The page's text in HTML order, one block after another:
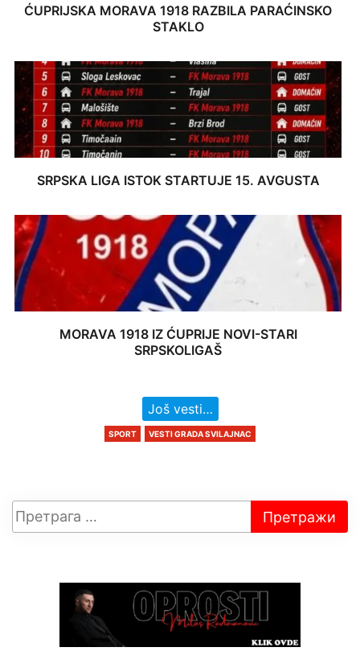
ĆUPRIJSKA MORAVA 1918 RAZBILA PARAĆINSKO
STAKLO
SRPSKA LIGA ISTOK STARTUJE 15. AVGUSTA
MORAVA 1918 IZ ĆUPRIJE NOVI-STARI
SRPSKOLIGAŠ
Još vesti…
SPORT VESTI GRADA SVILAJNAC